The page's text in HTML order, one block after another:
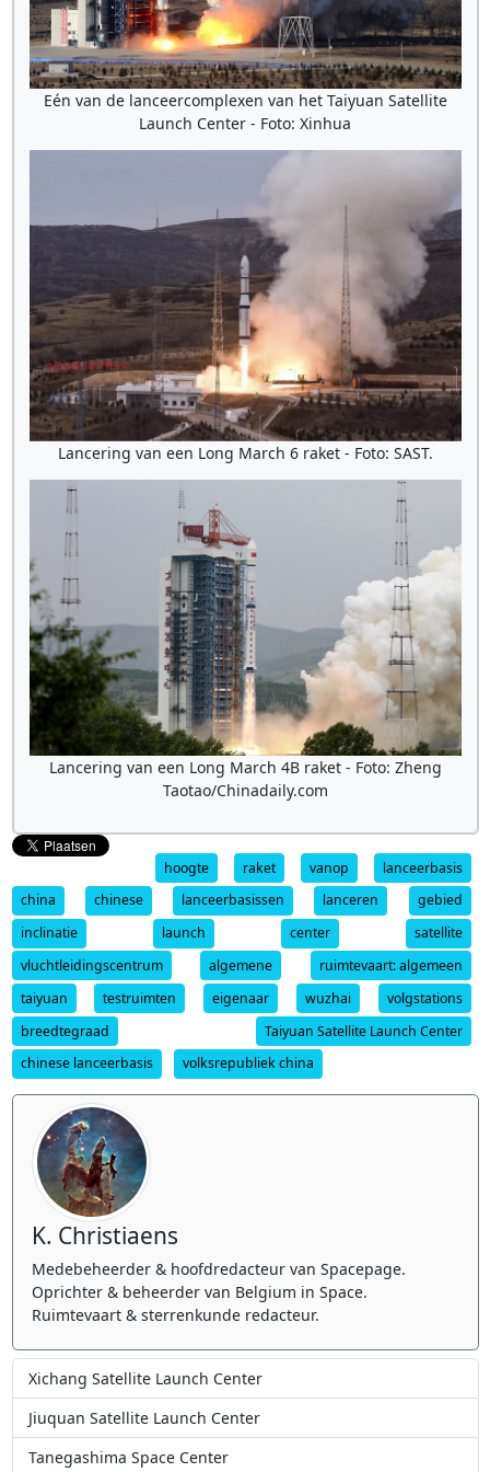
Eén van de lanceercomplexen van het Taiyuan Satellite
Launch Center - Foto: Xinhua
Lancering van een Long March 6 raket - Foto: SAST.
Lancering van een Long March 4B raket - Foto: Zheng
Taotao/Chinadaily.com
hoogte raket vanop
lanceerbasis
china
chinese lanceerbasissen lanceren
gebied
inclinatie
launch center
satellite
vluchtleidingscentrum
algemene
ruimtevaart: algemeen
taiyuan
testruimten eigenaar wuzhai
volgstations
breedtegraad
Taiyuan Satellite Launch Center
chinese lanceerbasis
volksrepubliek china
K. Christiaens
Medebeheerder & hoofdredacteur van Spacepage.
Oprichter & beheerder van Belgium in Space.
Ruimtevaart & sterrenkunde redacteur.
Xichang Satellite Launch Center
Jiuquan Satellite Launch Center
Tanegashima Space Center